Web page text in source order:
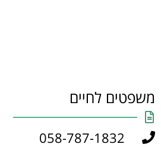
משפטים לחיים
058-787-1832